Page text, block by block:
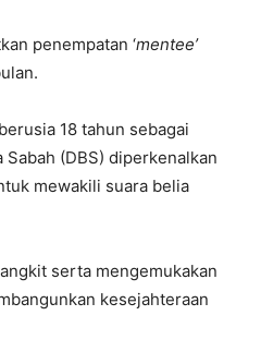
penempatan ‘mentee’
18 tahun sebagai
(DBS) diperkenalkan
mewakili suara belia
serta mengemukakan
kesejahteraan